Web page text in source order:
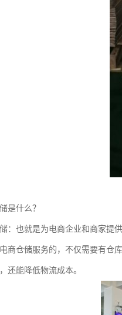
是什么？
：也就是为电商企业和商家提
商仓储服务的，不仅需要有仓
还能降低物流成本。